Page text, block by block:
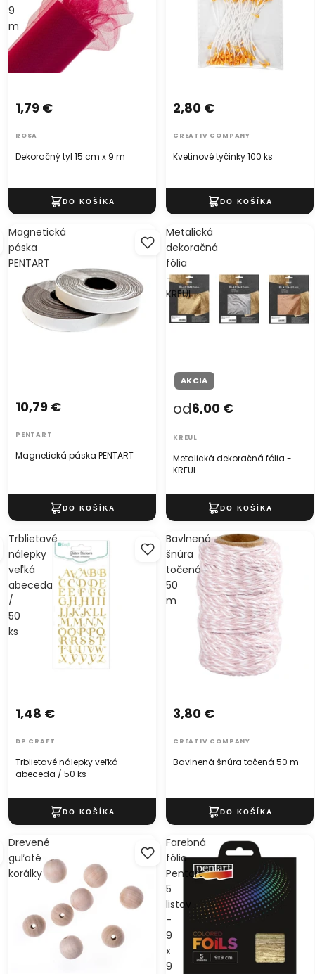
9
m
Dekoračný tyl 15 cm x 9 m
1,79 €
ROSA
Kvetinové tyčinky 100 ks
2,80 €
CREATIV COMPANY
Magnetická
páska
PENTART
Magnetická páska PENTART
10,79 €
PENTART
Metalická
dekoračná
fólia
-
KREUL
AKCIA
Metalická dekoračná fólia -
KREUL
od6,00 €
KREUL
Trblietavé
nálepky
veľká
abeceda
/
50
ks
Trblietavé nálepky veľká
abeceda / 50 ks
1,48 €
DP CRAFT
Bavlnená
šnúra
točená
50
m
Bavlnená šnúra točená 50 m
3,80 €
CREATIV COMPANY
Drevené
guľaté
korálky
Farebná
fólia
Pentart
5
listov
-
9
x
9